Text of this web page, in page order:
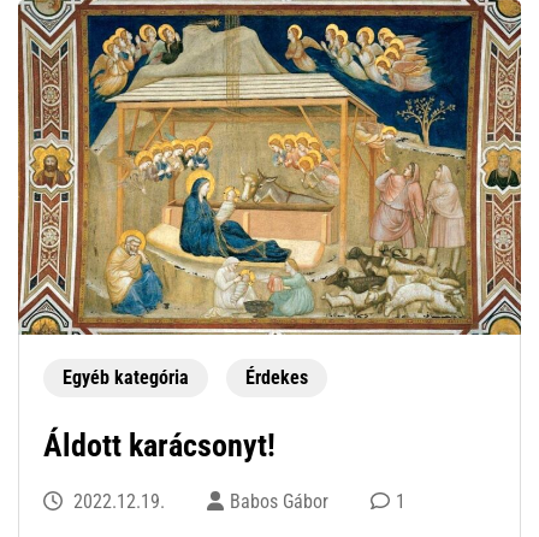
Egyéb kategória Érdekes
Áldott karácsonyt!
2022.12.19. Babos Gábor 1